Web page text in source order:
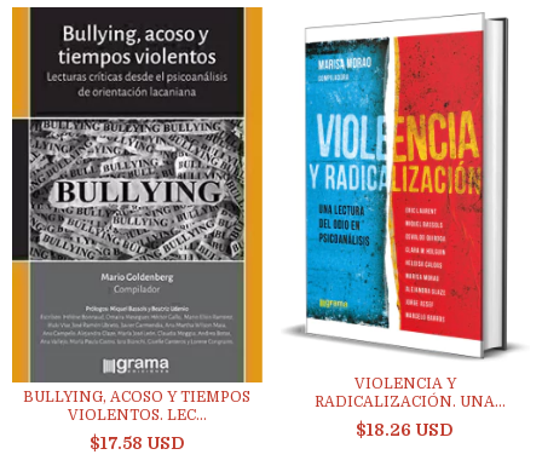
BULLYING, ACOSO Y TIEMPOS
VIOLENTOS. LEC...
$17.58 USD
VIOLENCIA Y
RADICALIZACIÓN. UNA
$18.26 USD